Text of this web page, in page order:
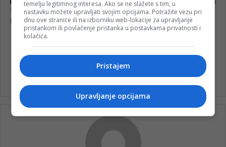
JKP "Vodovod i kanalizacija" d.d. Konjic
temelju legitimnog interesa. Ako se ne slažete s tim, u
nastavku možete upravljati svojim opcijama. Potražite vezu pri
dnu ove stranice ili na izborniku web-lokacije za upravljanje
pristankom ili povlačenje pristanka u postavkama privatnosti i
kolačića.
Pristajem
Upravljanje opcijama